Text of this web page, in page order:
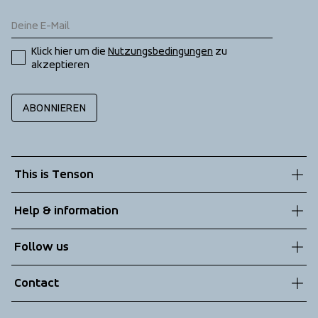
Klick hier um die Nutzungsbedingungen zu
akzeptieren
ABONNIEREN
This is Tenson
Sustainability
Technologies
Help & information
Terms & Conditions
Returns
Follow us
Contact